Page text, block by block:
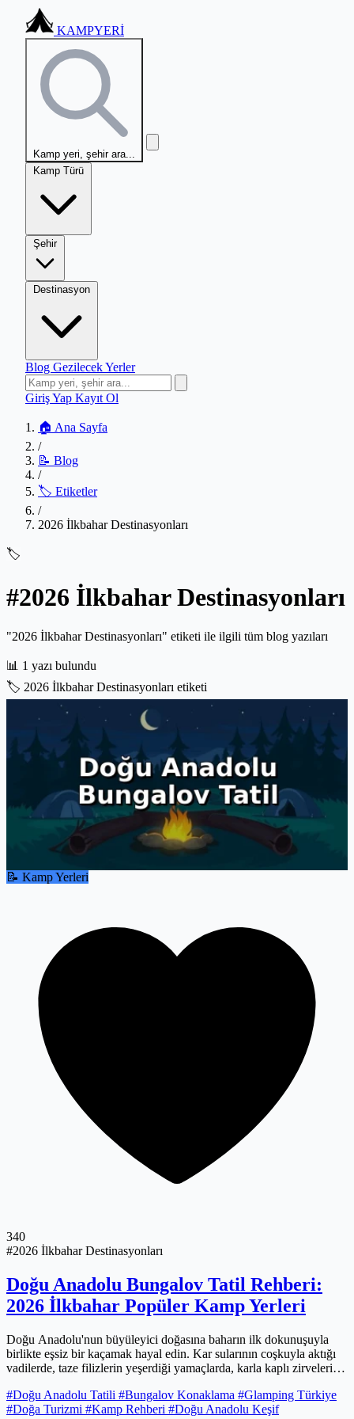
KAMPYERİ
Kamp yeri, şehir ara...
Kamp Türü
Şehir
Destinasyon
Blog Gezilecek Yerler
Giriş Yap Kayıt Ol
🏠 Ana Sayfa
/
📝 Blog
/
🏷️ Etiketler
/
2026 İlkbahar Destinasyonları
🏷️
#2026 İlkbahar Destinasyonları
"2026 İlkbahar Destinasyonları" etiketi ile ilgili tüm blog yazıları
📊 1 yazı bulundu
🏷️ 2026 İlkbahar Destinasyonları etiketi
📝 Kamp Yerleri
340
#2026 İlkbahar Destinasyonları
Doğu Anadolu Bungalov Tatil Rehberi:
2026 İlkbahar Popüler Kamp Yerleri
Doğu Anadolu'nun büyüleyici doğasına baharın ilk dokunuşuyla
birlikte eşsiz bir kaçamak hayal edin. Kar sularının coşkuyla aktığı
vadilerde, taze filizlerin yeşerdiği yamaçlarda, karla kaplı zirvelerin
bekliyor. Alışılmışın dışında, modern konforla doğanın kalbini
birleştiren bungalov tatilleriyle Doğu'nun el değmemiş güzelliklerini
#Doğu Anadolu Tatili #Bungalov Konaklama #Glamping Türkiye
#Doğa Turizmi #Kamp Rehberi #Doğu Anadolu Keşif